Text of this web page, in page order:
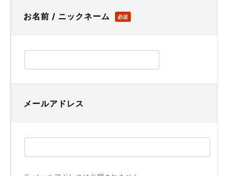
お名前 / ニックネーム 必須
メールアドレス